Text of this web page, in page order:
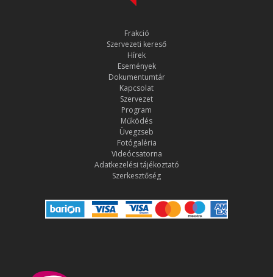
Frakció
Szervezeti kereső
Hírek
Események
Dokumentumtár
Kapcsolat
Szervezet
Program
Működés
Üvegzseb
Fotógaléria
Videócsatorna
Adatkezelési tájékoztató
Szerkesztőség